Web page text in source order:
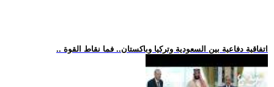
.. اتفاقية دفاعية بين السعودية وتركيا وباكستان.. فما نقاط القوة